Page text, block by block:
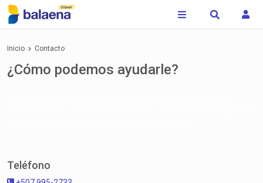
Inicio Contacto
¿Cómo podemos ayudarle?
Teléfono